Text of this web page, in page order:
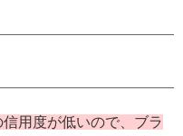
用度が低いので、ブラ